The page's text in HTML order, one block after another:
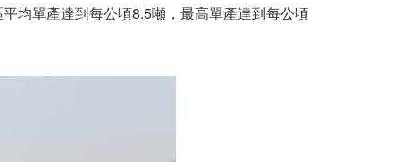
均單產達到每公頃8.5噸，最高單產達到每公頃